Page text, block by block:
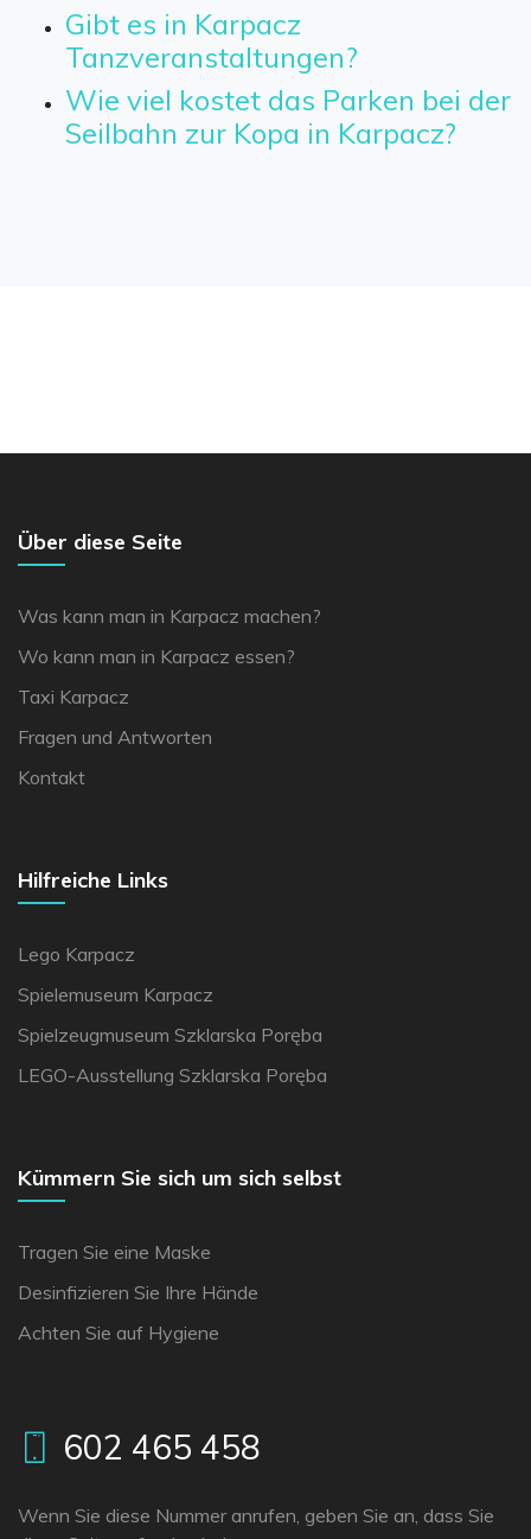
Gibt es in Karpacz
Tanzveranstaltungen?
Wie viel kostet das Parken bei der
Seilbahn zur Kopa in Karpacz?
Über diese Seite
Was kann man in Karpacz machen?
Wo kann man in Karpacz essen?
Taxi Karpacz
Fragen und Antworten
Kontakt
Hilfreiche Links
Lego Karpacz
Spielemuseum Karpacz
Spielzeugmuseum Szklarska Poręba
LEGO-Ausstellung Szklarska Poręba
Kümmern Sie sich um sich selbst
Tragen Sie eine Maske
Desinfizieren Sie Ihre Hände
Achten Sie auf Hygiene
602 465 458
Wenn Sie diese Nummer anrufen, geben Sie an, dass Sie